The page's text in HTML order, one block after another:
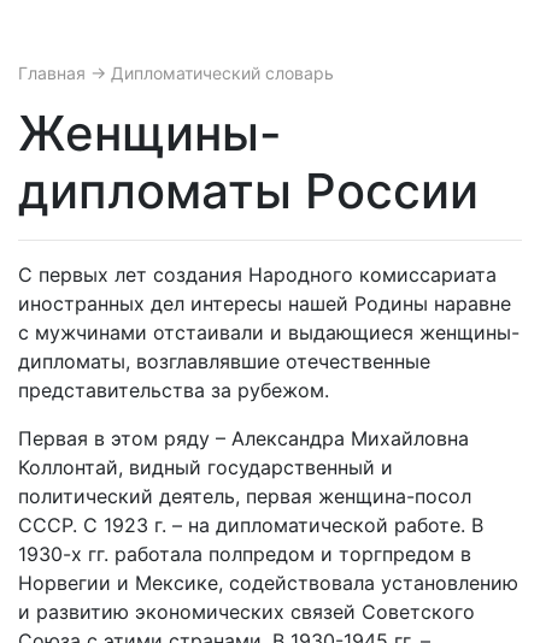
Главная → Дипломатический словарь
Женщины-
дипломаты России
С первых лет создания Народного комиссариата
иностранных дел интересы нашей Родины наравне
с мужчинами отстаивали и выдающиеся женщины-
дипломаты, возглавлявшие отечественные
представительства за рубежом.
Первая в этом ряду – Александра Михайловна
Коллонтай, видный государственный и
политический деятель, первая женщина-посол
СССР. С 1923 г. – на дипломатической работе. В
1930-х гг. работала полпредом и торгпредом в
Норвегии и Мексике, содействовала установлению
и развитию экономических связей Советского